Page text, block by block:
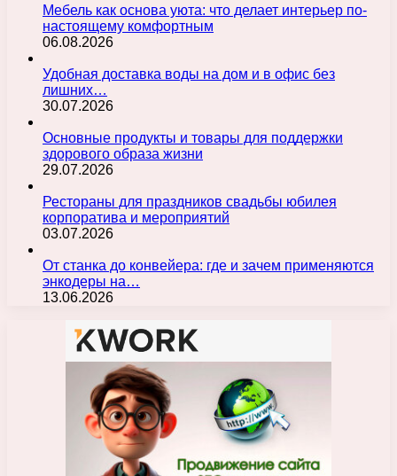
Мебель как основа уюта: что делает интерьер по-
настоящему комфортным
06.08.2026
Удобная доставка воды на дом и в офис без
лишних…
30.07.2026
Основные продукты и товары для поддержки
здорового образа жизни
29.07.2026
Рестораны для праздников свадьбы юбилея
корпоратива и мероприятий
03.07.2026
От станка до конвейера: где и зачем применяются
энкодеры на…
13.06.2026